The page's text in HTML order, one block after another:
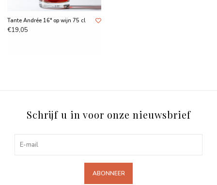
Tante Andrée 16° op wijn 75 cl
€19,05
Schrijf u in voor onze nieuwsbrief
ABONNEER